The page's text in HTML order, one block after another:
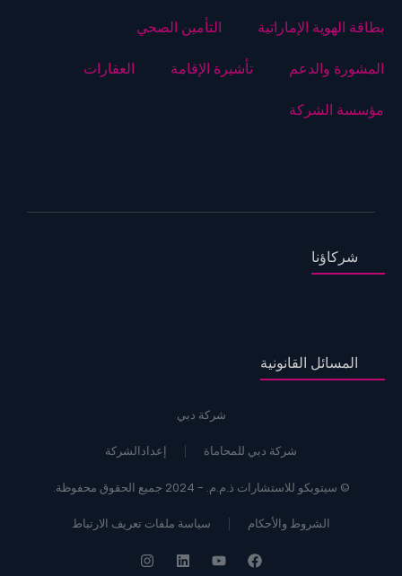
بطاقة الهوية الإماراتية
التأمين الصحي
المشورة والدعم
تأشيرة الإقامة
العقارات
مؤسسة الشركة
شركاؤنا
المسائل القانونية
شركة دبي
شركة دبي للمحاماة إعدادالشركة
© سيتوبكو للاستشارات ذ.م.م. - 2024 جميع الحقوق محفوظة.
الشروط والأحكام سياسة ملفات تعريف الارتباط